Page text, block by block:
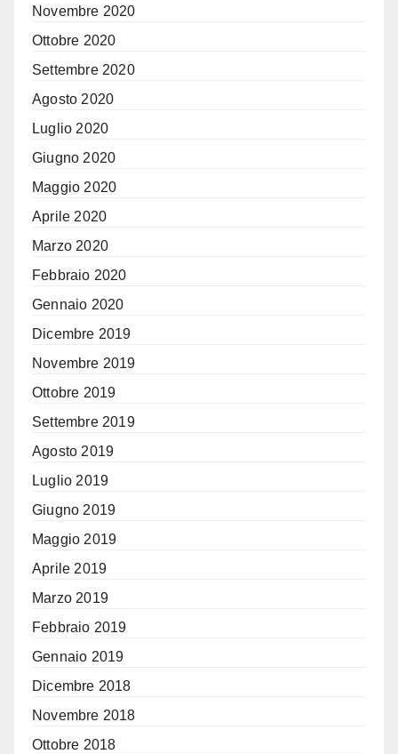
Novembre 2020
Ottobre 2020
Settembre 2020
Agosto 2020
Luglio 2020
Giugno 2020
Maggio 2020
Aprile 2020
Marzo 2020
Febbraio 2020
Gennaio 2020
Dicembre 2019
Novembre 2019
Ottobre 2019
Settembre 2019
Agosto 2019
Luglio 2019
Giugno 2019
Maggio 2019
Aprile 2019
Marzo 2019
Febbraio 2019
Gennaio 2019
Dicembre 2018
Novembre 2018
Ottobre 2018